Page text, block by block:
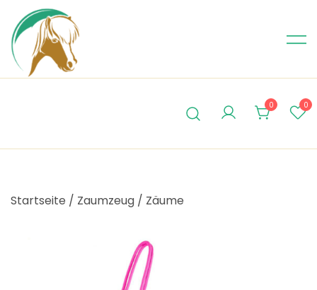
content
0 0
Startseite / Zaumzeug / Zäume